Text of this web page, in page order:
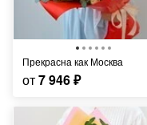
Прекрасна как Москва
от7 946₽